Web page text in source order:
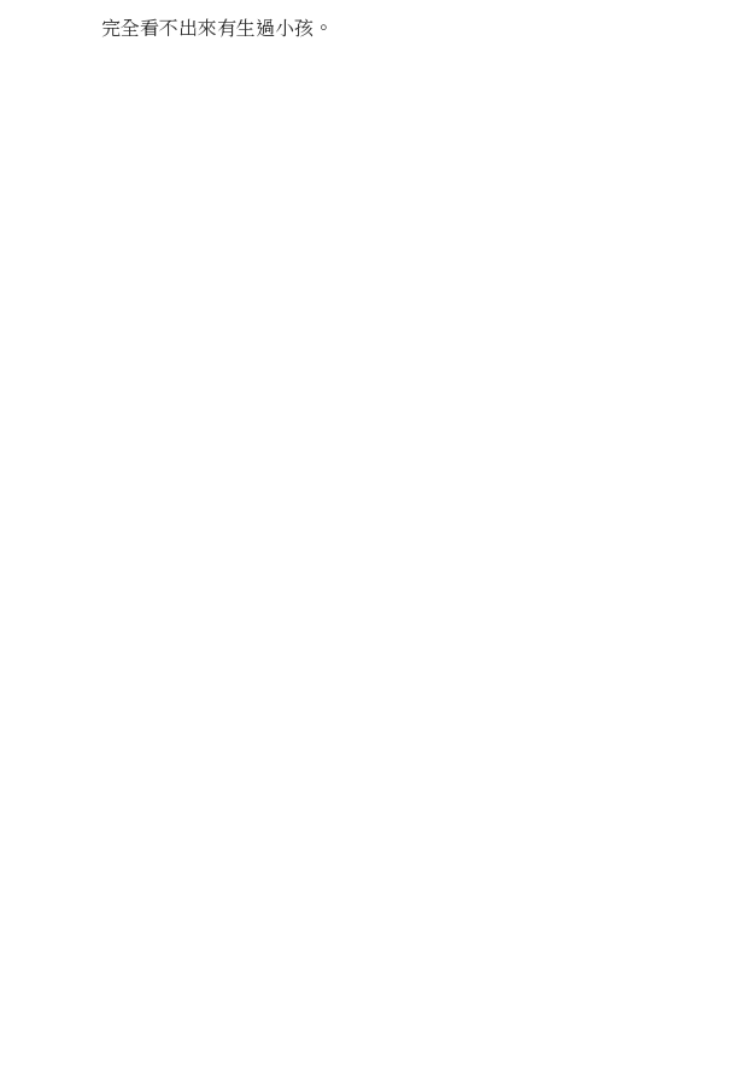
完全看不出來有生過小孩。